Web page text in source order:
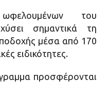
του
σημαντικά τη
μέσα από 170
ειδικότητες.
προσφέρονται